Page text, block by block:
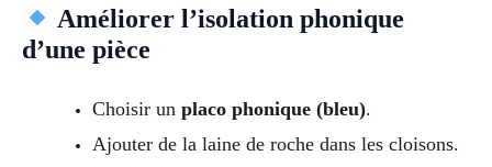
Améliorer l’isolation phonique
d’une pièce
Choisir un placo phonique (bleu).
Ajouter de la laine de roche dans les cloisons.